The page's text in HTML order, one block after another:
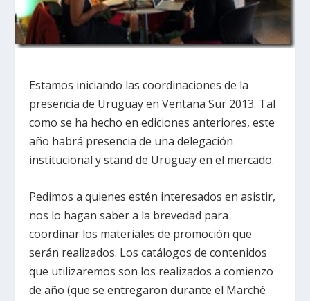
Estamos iniciando las coordinaciones de la
presencia de Uruguay en Ventana Sur 2013. Tal
como se ha hecho en ediciones anteriores, este
año habrá presencia de una delegación
institucional y stand de Uruguay en el mercado.
Pedimos a quienes estén interesados en asistir,
nos lo hagan saber a la brevedad para
coordinar los materiales de promoción que
serán realizados. Los catálogos de contenidos
que utilizaremos son los realizados a comienzo
de año (que se entregaron durante el Marché